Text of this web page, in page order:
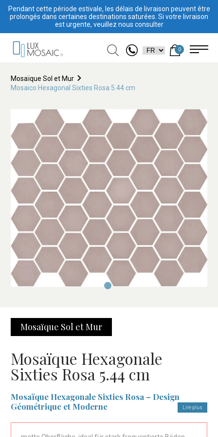
Pendant cette période estivale, les délais de livraison peuvent être
prolongés dans certaines destinations saturées. Si votre livraison
est urgente, veuillez nous consulter
0
Mosaïque Sol et Mur
Mosaico Hexagonal Sixties Rosa 5.44 cm
Mosaïque Sol et Mur
Mosaïque Hexagonale
Sixties Rosa 5.44 cm
Mosaïque Hexagonale Sixties Rosa – Design
Géométrique et Moderne
Lire plus